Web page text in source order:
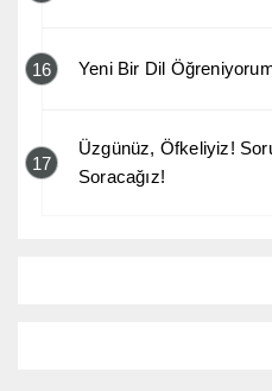
16 Yeni Bir Dil
17
Üzgünüz, Öfkeliyiz!
Soracağız!